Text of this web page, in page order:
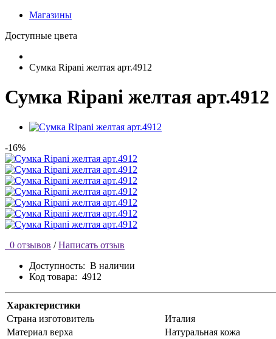
Магазины
Доступные цвета
Сумка Ripani желтая арт.4912
Сумка Ripani желтая арт.4912
-16%
0 отзывов / Написать отзыв
Доступность: В наличии
Код товара: 4912
Характеристики
Страна изготовитель
Италия
Материал верха
Натуральная кожа